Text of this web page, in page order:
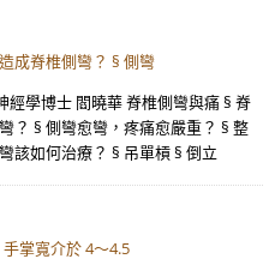
成脊椎側彎？ § 側彎
學博士 閻曉華 脊椎側彎與痛 § 脊
？ § 側彎愈彎，疼痛愈嚴重？ § 整
該如何治療？ § 吊單槓 § 倒立
掌寬介於 4～4.5